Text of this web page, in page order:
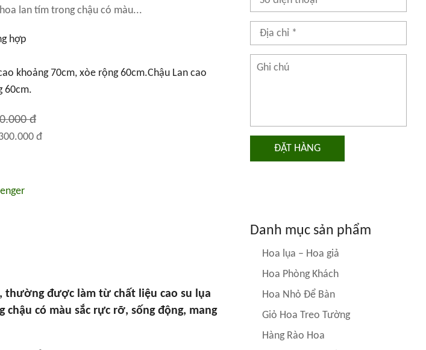
lan tím trong chậu có màu...
hợp
khoảng 70cm, xòe rộng 60cm.Chậu Lan cao
60cm.
đ
đ
ĐẶT HÀNG
thường được làm từ chất liệu cao su lụa
có màu sắc rực rỡ, sống động, mang
Danh mục sản phẩm
Hoa lụa – Hoa giả
Hoa Phòng Khách
Hoa Nhỏ Để Bàn
Giỏ Hoa Treo Tường
Hàng Rào Hoa